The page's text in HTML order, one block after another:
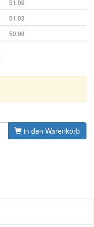
51.09
51.03
50.98
in den Warenkorb